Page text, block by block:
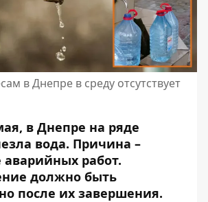
в Днепре в среду отсутствует
в Днепре на ряде
вода. Причина –
работ.
должно быть
после их завершения.